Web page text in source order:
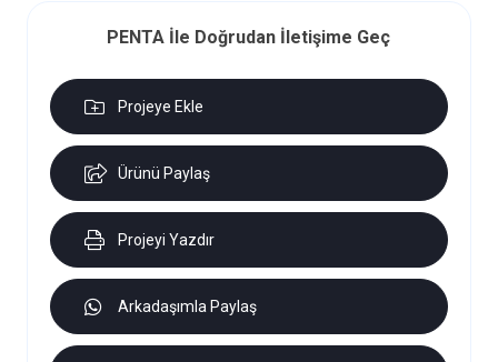
PENTA İle Doğrudan İletişime Geç
Projeye Ekle
Ürünü Paylaş
Projeyi Yazdır
Arkadaşımla Paylaş